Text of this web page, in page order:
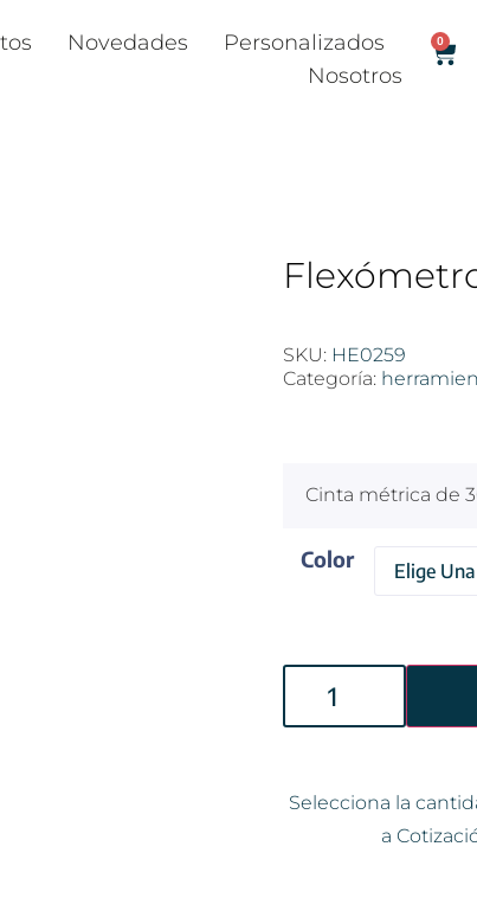
Novedades
Personalizados
Nosotros
0
SKU: HE0259
Categoría:
Cinta métrica de
Color
Selecciona la
a